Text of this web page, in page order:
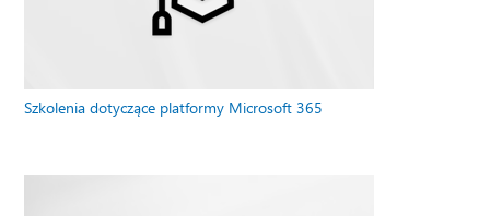
Szkolenia dotyczące platformy Microsoft 365